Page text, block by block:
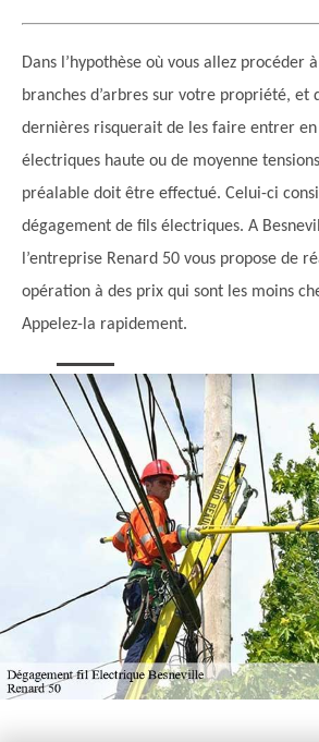
Dans l’hypothèse où vous allez procéder
branches d’arbres sur votre propriété, et
dernières risquerait de les faire entrer en
électriques haute ou de moyenne
préalable doit être effectué. Celui-ci
dégagement de fils électriques. A
l’entreprise Renard 50 vous propose de
opération à des prix qui sont les moins
Appelez-la rapidement.